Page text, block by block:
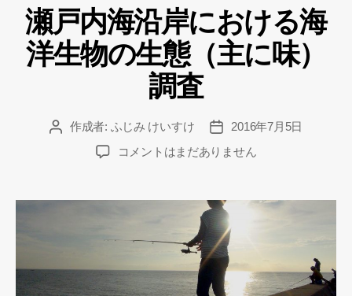
ゴ
リ
ー
瀬戸内海沿岸における海
洋生物の生態（主に味）
調査
投 作成者: ふじみ けいすけ
投
稿
日
2016年7月5日
瀬
海
岸
お
け
コメントはまだありません